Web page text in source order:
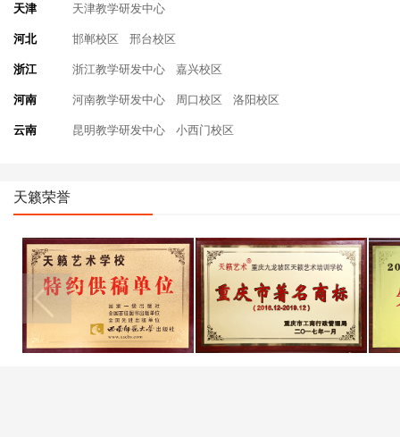
天津 天津教学研发中心
河北 邯郸校区 邢台校区
浙江 浙江教学研发中心 嘉兴校区
河南 河南教学研发中心 周口校区 洛阳校区
云南 昆明教学研发中心 小西门校区
天籁荣誉